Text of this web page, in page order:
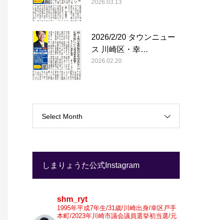
2026.03.13
2026/2/20 タウンニュー
ス 川崎区・幸…
2026.02.20
Select Month
しまりょうた公式Instagram
shm_ryt
1995年平成7年生/31歳/川崎出身/幸区戸手
本町/2023年川崎市議会議員選挙初当選/元